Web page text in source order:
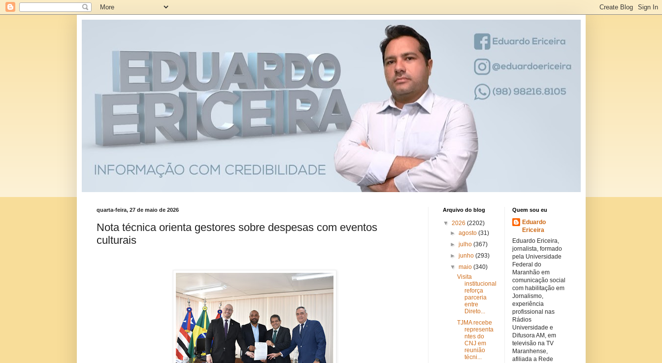
quarta-feira, 27 de maio de 2026
Nota técnica orienta gestores sobre despesas com eventos
culturais
Arquivo do blog
▼ 2026 (2202)
► agosto (31)
► julho (367)
► junho (293)
▼ maio (340)
Visita
institucional
reforça
parceria
entre
Direto...
TJMA recebe
representa
ntes do
CNJ em
reunião
técni...
Quem sou eu
Eduardo
Ericeira
Eduardo Ericeira,
jornalista, formado
pela Universidade
Federal do
Maranhão em
comunicação social
com habilitação em
Jornalismo,
experiência
profissional nas
Rádios
Universidade e
Difusora AM, em
televisão na TV
Maranhense,
afiliada a Rede